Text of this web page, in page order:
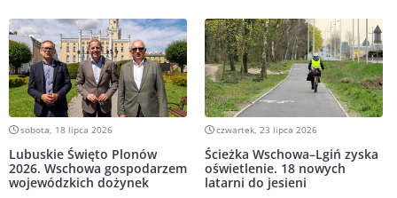
sobota, 18 lipca 2026
Lubuskie Święto Plonów
2026. Wschowa gospodarzem
wojewódzkich dożynek
czwartek, 23 lipca 2026
Ścieżka Wschowa–Lgiń zyska
oświetlenie. 18 nowych
latarni do jesieni